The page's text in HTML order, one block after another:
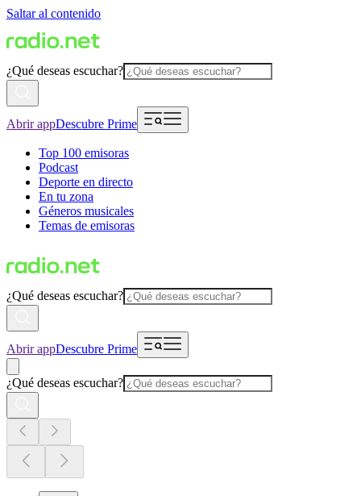
Saltar al contenido
¿Qué deseas escuchar?
Abrir appDescubre Prime
Top 100 emisoras
Podcast
Deporte en directo
En tu zona
Géneros musicales
Temas de emisoras
¿Qué deseas escuchar?
Abrir appDescubre Prime
¿Qué deseas escuchar?